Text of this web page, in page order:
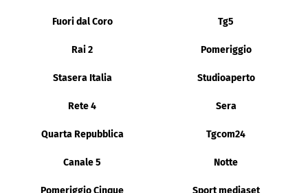
Fuori dal Coro Tg5
Rai 2 Pomeriggio
Stasera Italia Studioaperto
Rete 4 Sera
Quarta Repubblica Tgcom24
Canale 5 Notte
Pomeriggio Cinque Sport mediaset